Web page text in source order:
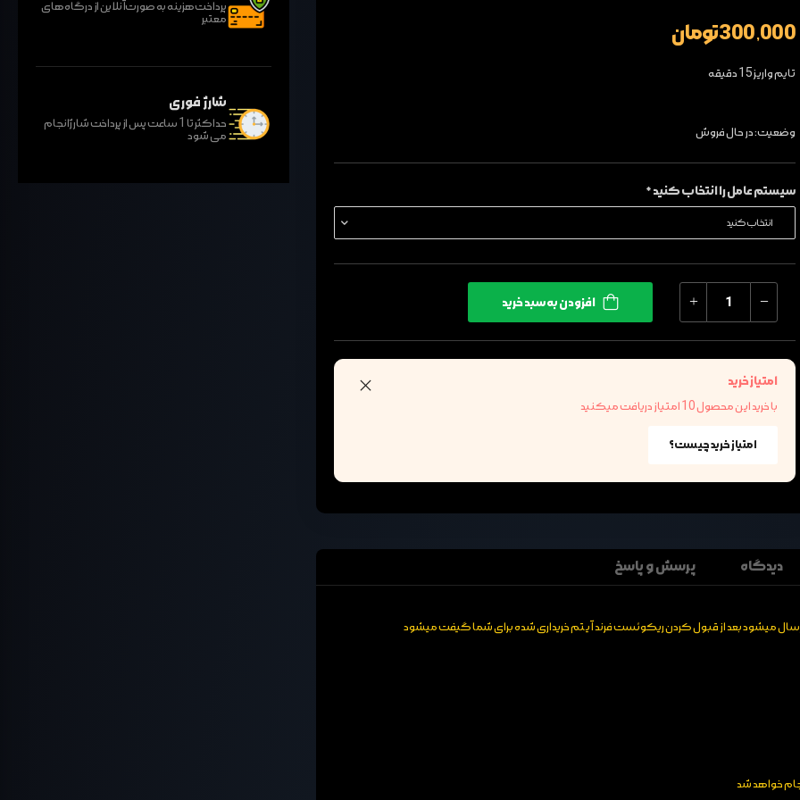
پرداخت هزینه به صورت آنلاین از درگاه های
معتبر
شارژ فوری
حداکثر تا 1 ساعت پس از پرداخت شارژ انجام
می شود
300,000 تومان
تایم واریز 15 دقیقه
وضعیت: در حال فروش
سیستم عامل را انتخاب کنید *
افزودن به سبد خرید
امتیاز خرید
با خرید این محصول 10 امتیاز دریافت میکنید
امتیاز خرید چیست؟
دیدگاه پرسش و پاسخ
خواهد شد